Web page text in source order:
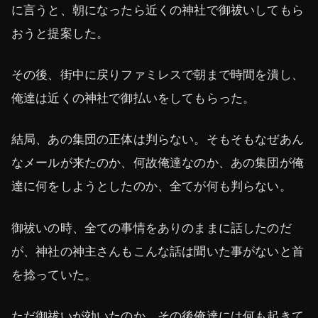
に言うと、朝になったら近くの神社で御祓いしてもら
おうと提案した。
その後、街中に戻りファミレスで朝まで時間を潰し、
俺達は近くの神社で御払いをしてもらった。
結局、あの集団の正体は判らない。そもそもなぜあん
なメールが来たのか、何故俺達なのか、あの集団が俺
達に何をしようとしたのか、全てが何も判らない。
御祓いの時、全ての事情をありのままに話したのだ
が、神社の神主さんもこんな話は聞いた事がないと首
を捻っていた。